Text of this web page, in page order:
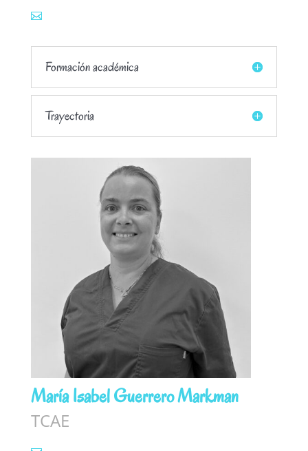
Formación académica
Trayectoria
María Isabel Guerrero Markman
TCAE